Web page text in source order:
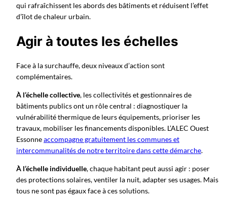
qui rafraîchissent les abords des bâtiments et réduisent l’effet
d’îlot de chaleur urbain.
Agir à toutes les échelles
Face à la surchauffe, deux niveaux d’action sont
complémentaires.
À l’échelle collective, les collectivités et gestionnaires de
bâtiments publics ont un rôle central : diagnostiquer la
vulnérabilité thermique de leurs équipements, prioriser les
travaux, mobiliser les financements disponibles. L’ALEC Ouest
Essonneaccompagne gratuitement les communes et
intercommunalités de notre territoire dans cette démarche.
À l’échelle individuelle, chaque habitant peut aussi agir : poser
des protections solaires, ventiler la nuit, adapter ses usages. Mais
tous ne sont pas égaux face à ces solutions.